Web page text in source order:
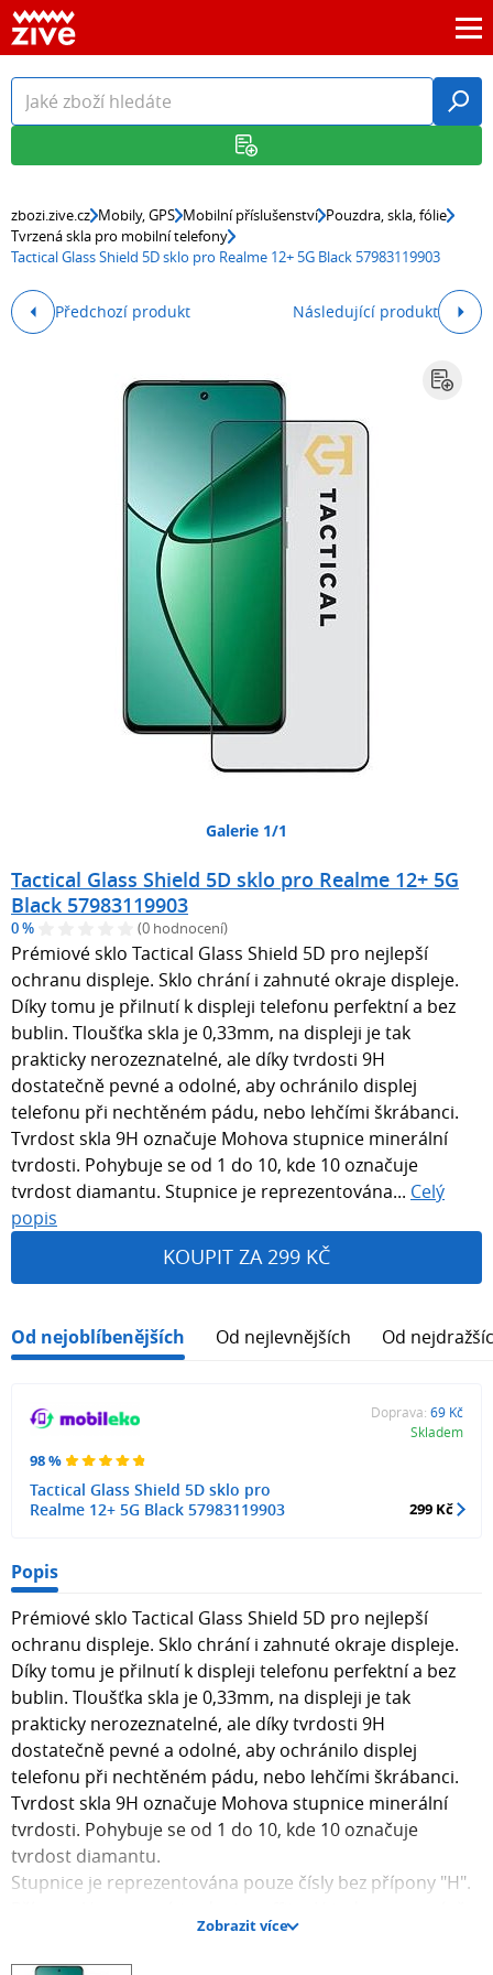
zbozi.zive.cz Mobily, GPS Mobilní příslušenství Pouzdra, skla, fólie
Tvrzená skla pro mobilní telefony
Tactical Glass Shield 5D sklo pro Realme 12+ 5G Black 57983119903
Předchozí produkt Následující produkt
Galerie 1/1
Tactical Glass Shield 5D sklo pro Realme 12+ 5G
Black 57983119903
0 % (0 hodnocení)
Prémiové sklo Tactical Glass Shield 5D pro nejlepší
ochranu displeje. Sklo chrání i zahnuté okraje displeje.
Díky tomu je přilnutí k displeji telefonu perfektní a bez
bublin. Tloušťka skla je 0,33mm, na displeji je tak
prakticky nerozeznatelné, ale díky tvrdosti 9H
dostatečně pevné a odolné, aby ochránilo displej
telefonu při nechtěném pádu, nebo lehčími škrábanci.
Tvrdost skla 9H označuje Mohova stupnice minerální
tvrdosti. Pohybuje se od 1 do 10, kde 10 označuje
tvrdost diamantu. Stupnice je reprezentována... Celý
popis
KOUPIT ZA 299 KČ
Od nejoblíbenějších Od nejlevnějších Od
98 %
Tactical Glass Shield 5D sklo pro
Realme 12+ 5G Black 57983119903
Doprava: 69 Kč
Skladem
299 Kč
Popis
Prémiové sklo Tactical Glass Shield 5D pro nejlepší
ochranu displeje. Sklo chrání i zahnuté okraje displeje.
Díky tomu je přilnutí k displeji telefonu perfektní a bez
bublin. Tloušťka skla je 0,33mm, na displeji je tak
prakticky nerozeznatelné, ale díky tvrdosti 9H
dostatečně pevné a odolné, aby ochránilo displej
telefonu při nechtěném pádu, nebo lehčími škrábanci.
Tvrdost skla 9H označuje Mohova stupnice minerální
tvrdosti. Pohybuje se od 1 do 10, kde 10 označuje
tvrdost diamantu.
Stupnice je reprezentována pouze čísly bez přípony "H".
ochranné sklo je tvrdší než tento druh grafitu.
Sklo je navíc pokryto z výroby oleofobní úpravou, která
Zobrazit více